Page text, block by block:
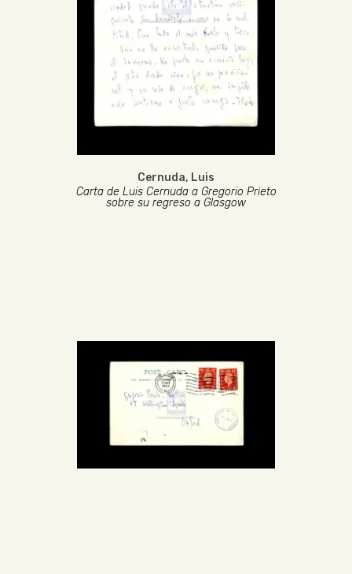
Cernuda, Luis
Carta de Luis Cernuda a Gregorio Prieto
sobre su regreso a Glasgow